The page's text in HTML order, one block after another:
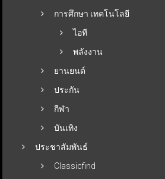
การศึกษา เทคโนโลยี
ไอที
พลังงาน
ยานยนต์
ประกัน
กีฬา
บันเทิง
ประชาสัมพันธ์
Classicfind